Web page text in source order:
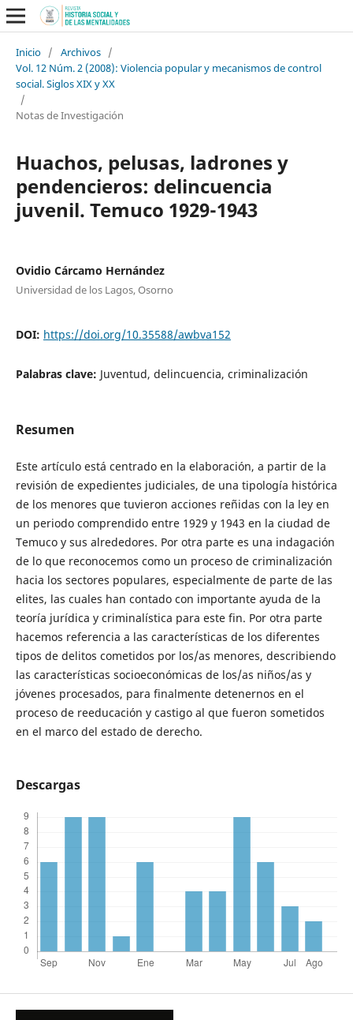
Inicio / Archivos /
Vol. 12 Núm. 2 (2008): Violencia popular y mecanismos de control
social. Siglos XIX y XX
/
Notas de Investigación
Huachos, pelusas, ladrones y
pendencieros: delincuencia
juvenil. Temuco 1929-1943
Ovidio Cárcamo Hernández
Universidad de los Lagos, Osorno
DOI: https://doi.org/10.35588/awbva152
Palabras clave: Juventud, delincuencia, criminalización
Resumen
Este artículo está centrado en la elaboración, a partir de la
revisión de expedientes judiciales, de una tipología histórica
de los menores que tuvieron acciones reñidas con la ley en
un periodo comprendido entre 1929 y 1943 en la ciudad de
Temuco y sus alrededores. Por otra parte es una indagación
de lo que reconocemos como un proceso de criminalización
hacia los sectores populares, especialmente de parte de las
elites, las cuales han contado con importante ayuda de la
teoría jurídica y criminalística para este fin. Por otra parte
hacemos referencia a las características de los diferentes
tipos de delitos cometidos por los/as menores, describiendo
las características socioeconómicas de los/as niños/as y
jóvenes procesados, para finalmente detenernos en el
proceso de reeducación y castigo al que fueron sometidos
en el marco del estado de derecho.
Descargas